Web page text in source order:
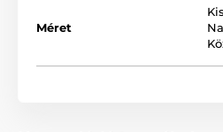
A termék előnyei:
Párnázott fogantyú az
Méret